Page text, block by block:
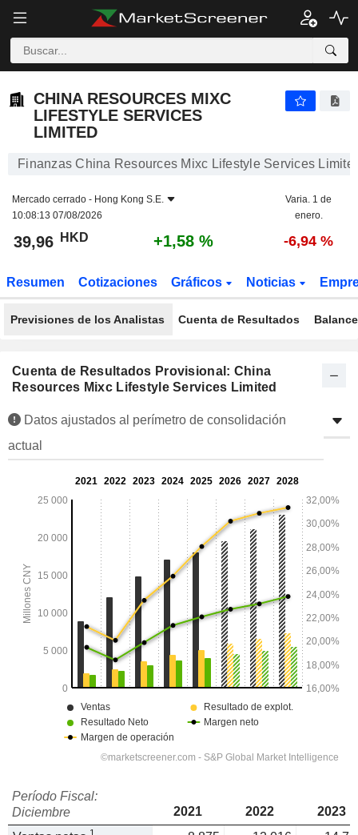
CHINA RESOURCES MIXC
LIFESTYLE SERVICES
LIMITED
Finanzas China Resources Mixc Lifestyle Services
Mercado cerrado - Hong Kong S.E.
10:08:13 07/08/2026
Varia. 1 de
enero.
39,96 HKD +1,58 % -6,94 %
Resumen Cotizaciones Gráficos Noticias
Previsiones de los Analistas Cuenta de Resultados Balance
Cuenta de Resultados Provisional: China
Resources Mixc Lifestyle Services Limited
Datos ajustados al perímetro de consolidación
actual
Período Fiscal:
Diciembre
2021 2022
2023